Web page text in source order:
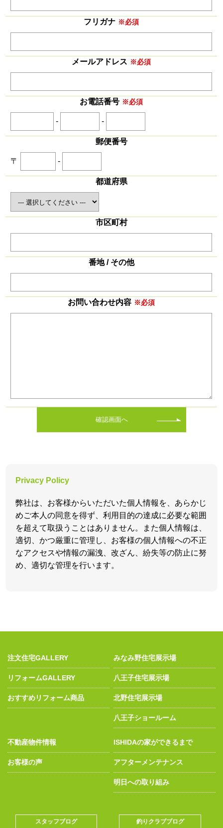
フリガナ ※必須
メールアドレス ※必須
お電話番号 ※必須
- -
郵便番号
〒 -
都道府県
市区町村
番地 / その他
お問い合わせ内容 ※必須
確認画面へ
Privacy Policy
弊社は、お客様からいただいた個人情報を、あらかじ
めご本人の同意を得ず、利用目的の達成に必要な範囲
を超えて取扱うことはありません。また個人情報は、
適切、かつ厳重に管理し、お客様の個人情報への不正
なアクセスや情報の漏洩、改ざん、紛失等の防止に努
め、適切な管理を行います。
注文住宅GALLERY
リフォームGALLERY
おすすめリフォーム商品
みなみ野住宅展示場
八王子住宅展示場
北野住宅展示場
八王子ショールーム
不動産物件情報
お客様の声
ISHIDAの家ができるまで
アフターメンテナンス
明日への取り組み
スタッフブログ 釣りクラブブログ